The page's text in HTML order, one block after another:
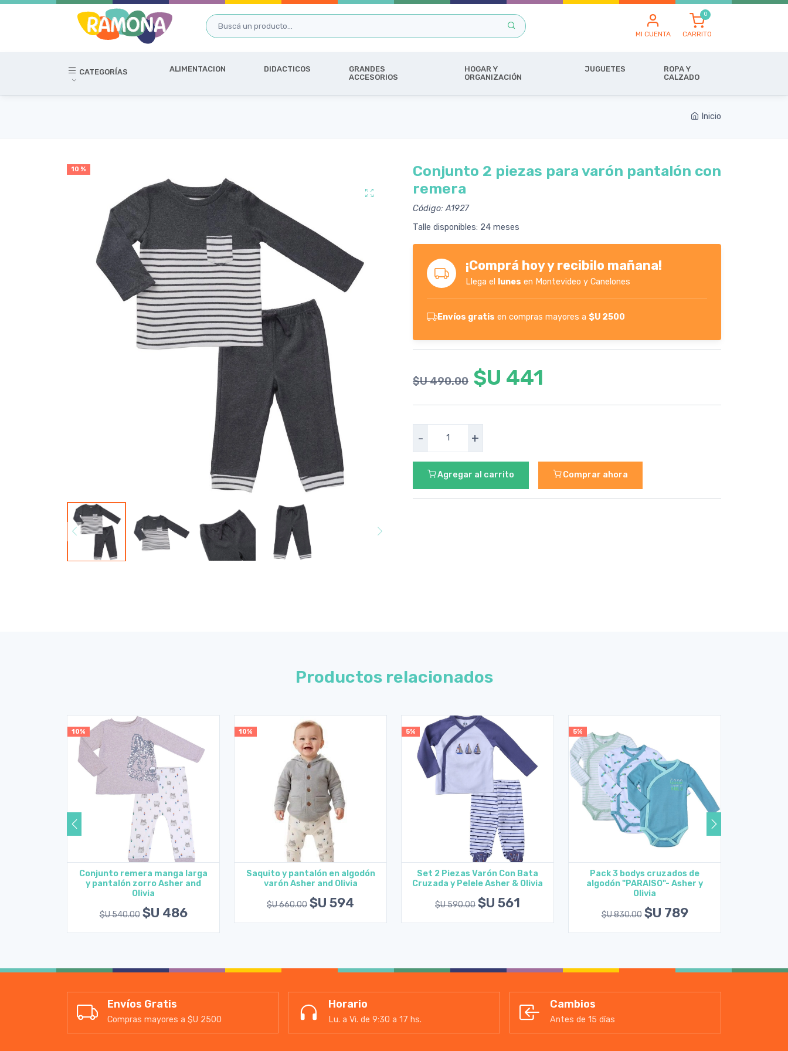
MI CUENTA CARRITO
CATEGORÍAS ALIMENTACION DIDACTICOS
GRANDES
ACCESORIOS
HOGAR Y
ORGANIZACIÓN
JUGUETES
ROPA Y
CALZADO
Inicio
10 %
Conjunto 2 piezas para varón pantalón con
remera
Código: A1927
Talle disponibles: 24 meses
¡Comprá hoy y recibilo mañana!
Llega el lunes en Montevideo y Canelones
Envíos gratis en compras mayores a $U 2500
$U 490.00 $U 441
- +
Agregar al carrito Comprar ahora
Productos relacionados
10%
Agregar al carrito
Conjunto remera manga larga
y pantalón zorro Asher and
Olivia
$U 540.00 $U 486
10%
Ver opciones
Saquito y pantalón en algodón
varón Asher and Olivia
$U 660.00 $U 594
5%
Ver opciones
Set 2 Piezas Varón Con Bata
Cruzada y Pelele Asher & Olivia
$U 590.00 $U 561
5%
Ver opciones
Pack 3 bodys cruzados de
algodón "PARAISO"- Asher y
Olivia
$U 830.00 $U 789
Envíos Gratis
Compras mayores a $U 2500
Horario
Lu. a Vi. de 9:30 a 17 hs.
Cambios
Antes de 15 días